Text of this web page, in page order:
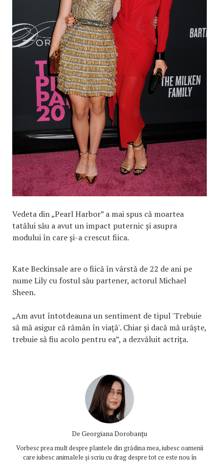
Vedeta din „Pearl Harbor” a mai spus că moartea
tatălui său a avut un impact puternic și asupra
modului în care și-a crescut fiica.
Kate Beckinsale are o fiică în vârstă de 22 de ani pe
nume Lily cu fostul său partener, actorul Michael
Sheen.
„Am avut întotdeauna un sentiment de tipul 'Trebuie
să mă asigur că rămân în viață'. Chiar și dacă mă urăște,
trebuie să fiu acolo pentru ea”, a dezvăluit actrița.
De Georgiana Dorobanțu
Vorbesc prea mult despre plantele din grădina mea, iubesc oamenii
care iubesc animalele și scriu cu drag despre tot ce este nou în